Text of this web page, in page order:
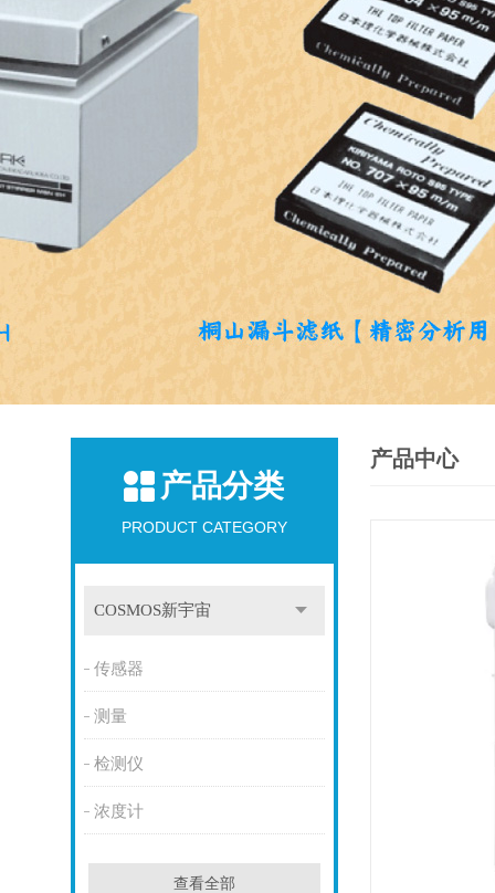
产品分类
PRODUCT CATEGORY
COSMOS新宇宙
传感器
测量
检测仪
浓度计
查看全部
产品中心